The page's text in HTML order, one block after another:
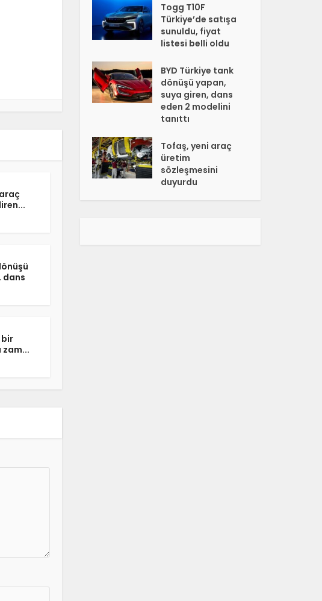
dans
bir
Togg T10F
Türkiye’de satışa
sunuldu, fiyat
listesi belli oldu
BYD Türkiye tank
dönüşü yapan,
suya giren, dans
eden 2 modelini
tanıttı
Tofaş, yeni araç
üretim
sözleşmesini
duyurdu